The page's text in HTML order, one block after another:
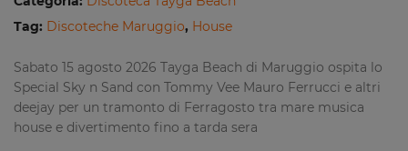
Tag: Discoteche Maruggio, House
Sabato 15 agosto 2026 Tayga Beach di Maruggio ospita lo
Special Sky n Sand con Tommy Vee Mauro Ferrucci e altri
deejay per un tramonto di Ferragosto tra mare musica
house e divertimento fino a tarda sera